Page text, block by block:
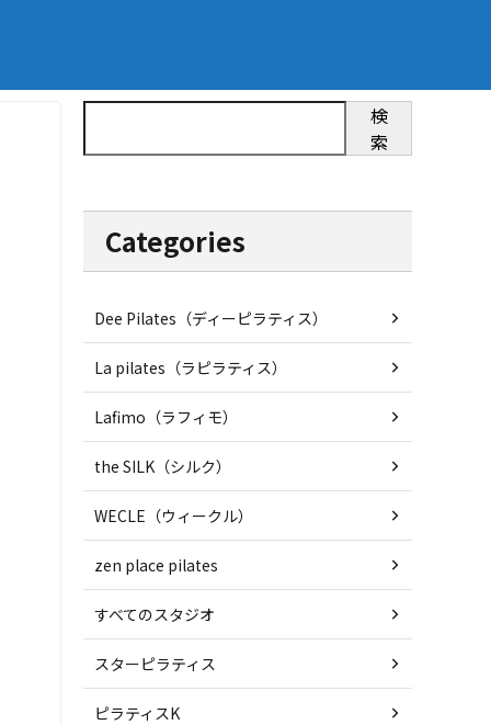
検
索
Categories
Dee Pilates（ディーピラティス）
La pilates（ラピラティス）
Lafimo（ラフィモ）
the SILK（シルク）
WECLE（ウィークル）
zen place pilates
すべてのスタジオ
スターピラティス
ピラティスK